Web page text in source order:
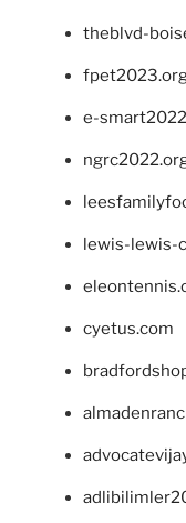
theblvd-
e-
lewis-lewis-
cyetus.com